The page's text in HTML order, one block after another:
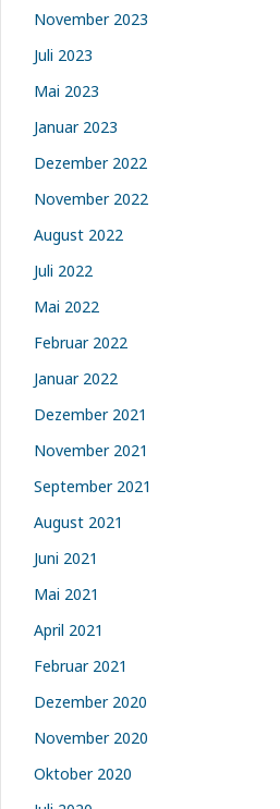
November 2023
Juli 2023
Mai 2023
Januar 2023
Dezember 2022
November 2022
August 2022
Juli 2022
Mai 2022
Februar 2022
Januar 2022
Dezember 2021
November 2021
September 2021
August 2021
Juni 2021
Mai 2021
April 2021
Februar 2021
Dezember 2020
November 2020
Oktober 2020